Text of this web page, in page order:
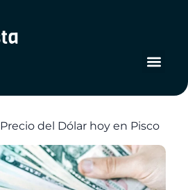
Precio del Dólar hoy en Pisco